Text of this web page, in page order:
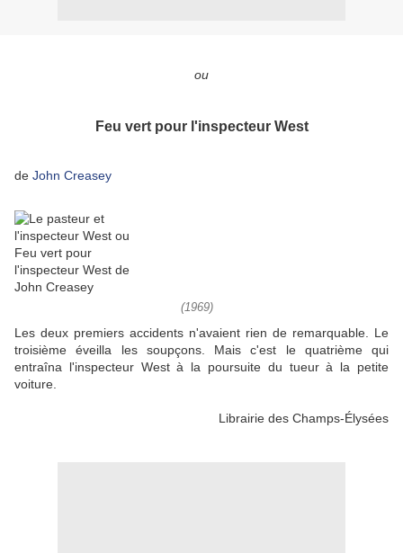
ou
Feu vert pour l'inspecteur West
de John Creasey
(1969)
Les deux premiers accidents n'avaient rien de remarquable. Le
troisième éveilla les soupçons. Mais c'est le quatrième qui
entraîna l'inspecteur West à la poursuite du tueur à la petite
voiture.
Librairie des Champs-Élysées